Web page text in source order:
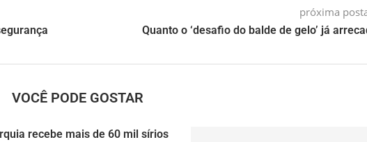
próxima
Quanto o ‘desafio do balde de gelo’ já
VOCÊ PODE GOSTAR
recebe mais de 60 mil sírios